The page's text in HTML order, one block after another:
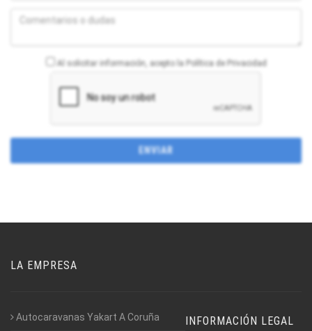
Al solicitar información, acepto la Política de Privacidad
LA EMPRESA
Autocaravanas Yakart A Coruña INFORMACIÓN LEGAL